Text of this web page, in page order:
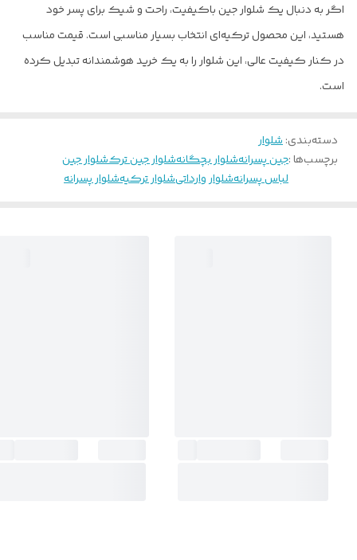
اگر به دنبال یک شلوار جین باکیفیت، راحت و شیک برای پسر خود
هستید، این محصول ترکیه‌ای انتخاب بسیار مناسبی است. قیمت مناسب
در کنار کیفیت عالی، این شلوار را به یک خرید هوشمندانه تبدیل کرده
است.
دسته‌بندی:شلوار
برچسب‌ها :جین پسرانهشلوار بچگانهشلوار جین ترکشلوار جین
لباس پسرانهشلوار وارداتیشلوار ترکیهشلوار پسرانه